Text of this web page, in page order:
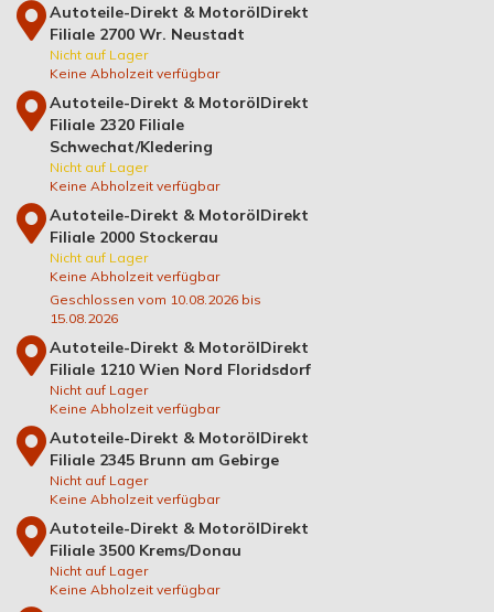
Autoteile-Direkt & MotorölDirekt
Filiale 2700 Wr. Neustadt
Nicht auf Lager
Keine Abholzeit verfügbar
Autoteile-Direkt & MotorölDirekt
Filiale 2320 Filiale
Schwechat/Kledering
Nicht auf Lager
Keine Abholzeit verfügbar
Autoteile-Direkt & MotorölDirekt
Filiale 2000 Stockerau
Nicht auf Lager
Keine Abholzeit verfügbar
Geschlossen vom 10.08.2026 bis
15.08.2026
Autoteile-Direkt & MotorölDirekt
Filiale 1210 Wien Nord Floridsdorf
Nicht auf Lager
Keine Abholzeit verfügbar
Autoteile-Direkt & MotorölDirekt
Filiale 2345 Brunn am Gebirge
Nicht auf Lager
Keine Abholzeit verfügbar
Autoteile-Direkt & MotorölDirekt
Filiale 3500 Krems/Donau
Nicht auf Lager
Keine Abholzeit verfügbar